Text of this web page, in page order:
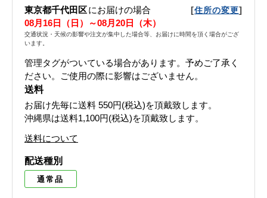
東京都千代田区にお届けの場合 [住所の変更]
08月16日（日）～08月20日（木）
交通状況・天候の影響や注文が集中した場合等、お届けに時間を頂く場合がござ
います。
管理タグがついている場合があります。予めご了承く
ださい。ご使用の際に影響はございません。
送料
お届け先毎に送料 550円(税込)を頂戴致します。
沖縄県は送料1,100円(税込)を頂戴致します。
送料について
配送種別
通常品